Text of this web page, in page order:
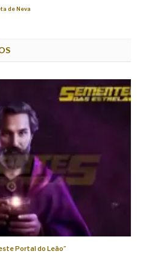
de Neva
Portal do Leão”